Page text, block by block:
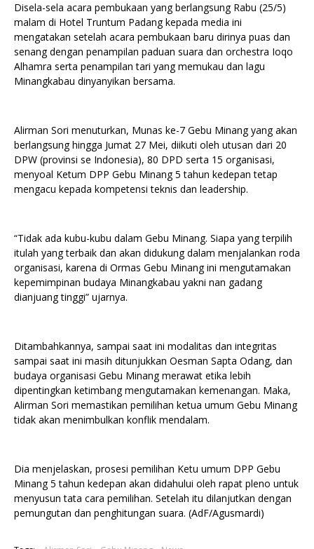
Disela-sela acara pembukaan yang berlangsung Rabu (25/5)
malam di Hotel Truntum Padang kepada media ini
mengatakan setelah acara pembukaan baru dirinya puas dan
senang dengan penampilan paduan suara dan orchestra Ioqo
Alhamra serta penampilan tari yang memukau dan lagu
Minangkabau dinyanyikan bersama.
Alirman Sori menuturkan, Munas ke-7 Gebu Minang yang akan
berlangsung hingga Jumat 27 Mei, diikuti oleh utusan dari 20
DPW (provinsi se Indonesia), 80 DPD serta 15 organisasi,
menyoal Ketum DPP Gebu Minang 5 tahun kedepan tetap
mengacu kepada kompetensi teknis dan leadership.
“Tidak ada kubu-kubu dalam Gebu Minang. Siapa yang terpilih
itulah yang terbaik dan akan didukung dalam menjalankan roda
organisasi, karena di Ormas Gebu Minang ini mengutamakan
kepemimpinan budaya Minangkabau yakni nan gadang
dianjuang tinggi” ujarnya.
Ditambahkannya, sampai saat ini modalitas dan integritas
sampai saat ini masih ditunjukkan Oesman Sapta Odang, dan
budaya organisasi Gebu Minang merawat etika lebih
dipentingkan ketimbang mengutamakan kemenangan. Maka,
Alirman Sori memastikan pemilihan ketua umum Gebu Minang
tidak akan menimbulkan konflik mendalam.
Dia menjelaskan, prosesi pemilihan Ketu umum DPP Gebu
Minang 5 tahun kedepan akan didahului oleh rapat pleno untuk
menyusun tata cara pemilihan. Setelah itu dilanjutkan dengan
pemungutan dan penghitungan suara. (AdF/Agusmardi)